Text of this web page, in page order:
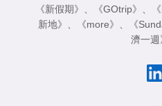
《新假期》 、 《GOtrip》 、
新地》 、 《more》 、 《
濟一週